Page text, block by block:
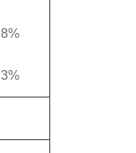
8%
3%